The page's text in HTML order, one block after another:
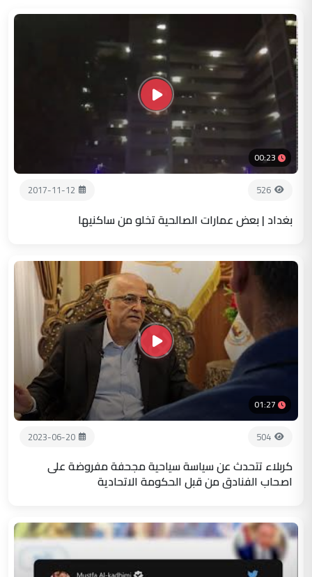
00:23
526
2017-11-12
بغداد | بعض عمارات الصالحية تخلو من ساكنيها
01:27
504
2023-06-20
كربلاء تتحدث عن سياسة سياحية مجحفة مفروضة على
اصحاب الفنادق من قبل الحكومة الاتحادية